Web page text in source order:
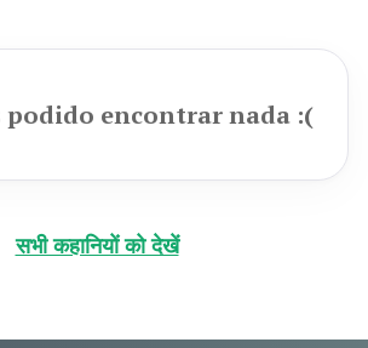
podido encontrar nada :(
सभी कहानियों को देखें